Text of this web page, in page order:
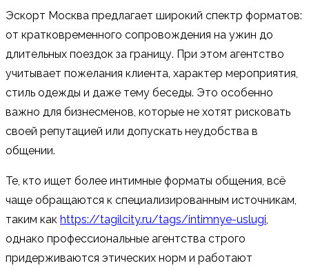
Эскорт Москва предлагает широкий спектр форматов:
от кратковременного сопровождения на ужин до
длительных поездок за границу. При этом агентство
учитывает пожелания клиента, характер мероприятия,
стиль одежды и даже тему беседы. Это особенно
важно для бизнесменов, которые не хотят рисковать
своей репутацией или допускать неудобства в
общении.
Те, кто ищет более интимные форматы общения, всё
чаще обращаются к специализированным источникам,
таким как https://tagilcity.ru/tags/intimnye-uslugi,
однако профессиональные агентства строго
придерживаются этических норм и работают